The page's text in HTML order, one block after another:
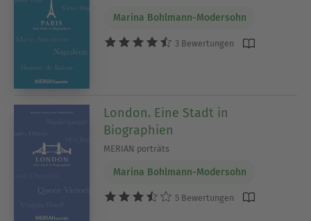
Marina Bohlmann-Modersohn
3 Bewertungen
London. Eine Stadt in
Biographien
MERIAN porträts
Marina Bohlmann-Modersohn
5 Bewertungen